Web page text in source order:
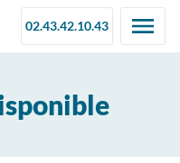
02.43.42.10.43